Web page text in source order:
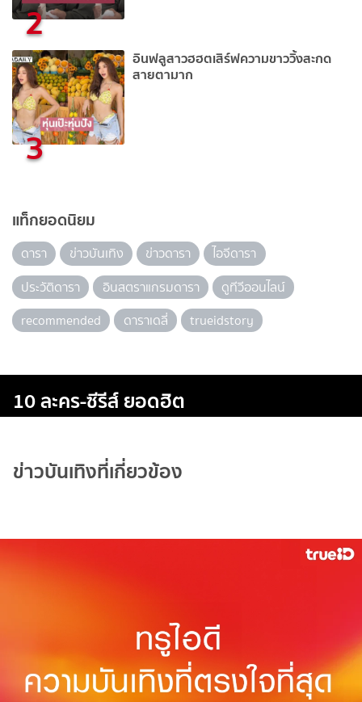
2
3
อินฟลูสาวฮฮตเสิร์ฟความขาววิ้งสะกด
สายตามาก
แท็กยอดนิยม
ดารา ข่าวบันเทิง ข่าวดารา
ไอจีดารา
ประวัติดารา
อินสตราแกรมดารา
ดูทีวีออนไลน์
recommended
ดาราเดลี่ trueidstory
10 ละคร-ซีรีส์ ยอดฮิต
ข่าวบันเทิงที่เกี่ยวข้อง